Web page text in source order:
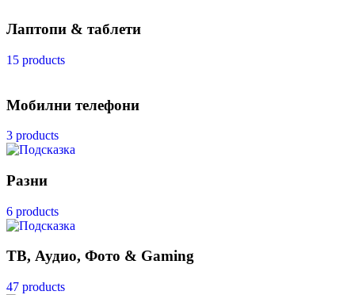
Лаптопи & таблети
15 products
Мобилни телефони
3 products
Разни
6 products
ТВ, Аудио, Фото & Gaming
47 products